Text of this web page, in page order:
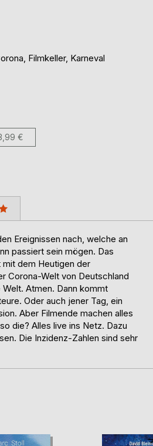
Filmkeller, Karneval
€
Ereignissen nach, welche an
passiert sein mögen. Das
mit dem Heutigen der
Corona-Welt von Deutschland
Welt. Atmen. Dann kommt
Oder auch jener Tag, ein
Aber Filmende machen alles
die? Alles live ins Netz. Dazu
Die Inzidenz-Zahlen sind sehr